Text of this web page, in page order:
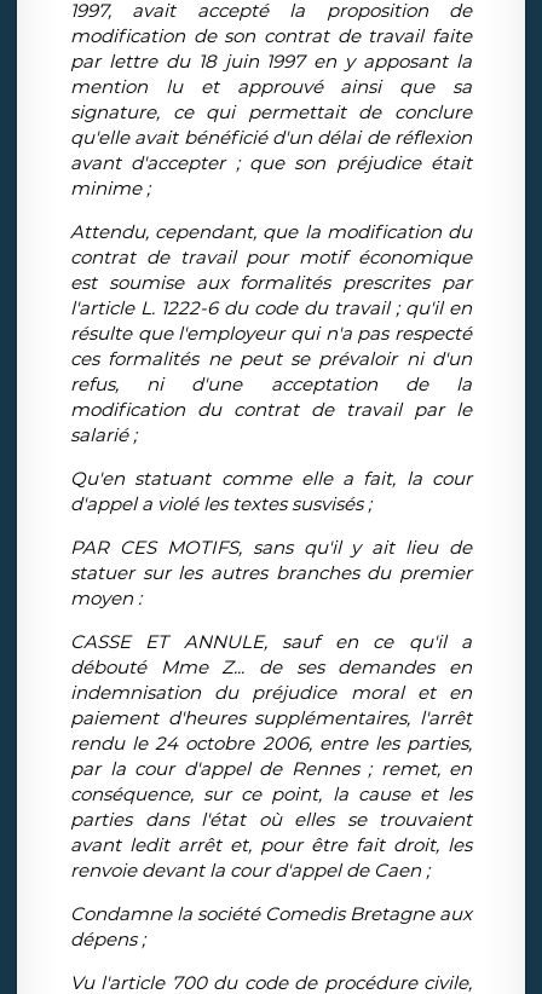
1997, avait accepté la proposition de
modification de son contrat de travail faite
par lettre du 18 juin 1997 en y apposant la
mention lu et approuvé ainsi que sa
signature, ce qui permettait de conclure
qu'elle avait bénéficié d'un délai de réflexion
avant d'accepter ; que son préjudice était
minime ;
Attendu, cependant, que la modification du
contrat de travail pour motif économique
est soumise aux formalités prescrites par
l'article L. 1222-6 du code du travail ; qu'il en
résulte que l'employeur qui n'a pas respecté
ces formalités ne peut se prévaloir ni d'un
refus, ni d'une acceptation de la
modification du contrat de travail par le
salarié ;
Qu'en statuant comme elle a fait, la cour
d'appel a violé les textes susvisés ;
PAR CES MOTIFS, sans qu'il y ait lieu de
statuer sur les autres branches du premier
moyen :
CASSE ET ANNULE, sauf en ce qu'il a
débouté Mme Z... de ses demandes en
indemnisation du préjudice moral et en
paiement d'heures supplémentaires, l'arrêt
rendu le 24 octobre 2006, entre les parties,
par la cour d'appel de Rennes ; remet, en
conséquence, sur ce point, la cause et les
parties dans l'état où elles se trouvaient
avant ledit arrêt et, pour être fait droit, les
renvoie devant la cour d'appel de Caen ;
Condamne la société Comedis Bretagne aux
dépens ;
Vu l'article 700 du code de procédure civile,